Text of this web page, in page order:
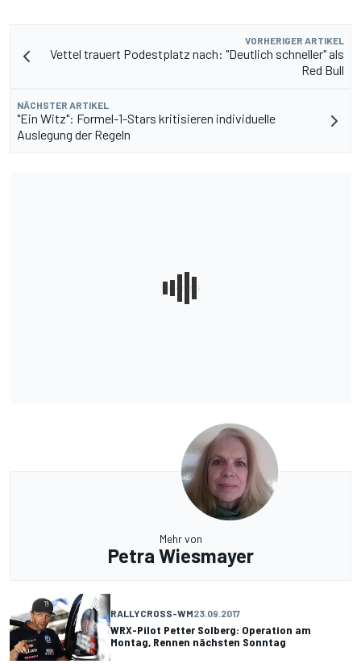
VORHERIGER ARTIKEL
Vettel trauert Podestplatz nach: "Deutlich schneller" als
Red Bull
NÄCHSTER ARTIKEL
"Ein Witz": Formel-1-Stars kritisieren individuelle
Auslegung der Regeln
Mehr von
Petra Wiesmayer
RALLYCROSS-WM23.09.2017
WRX-Pilot Petter Solberg: Operation am
Montag, Rennen nächsten Sonntag